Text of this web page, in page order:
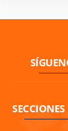
SECCIONES